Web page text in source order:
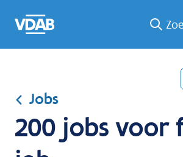
naar
een
een
job
naar
Jobs
200 jobs voor